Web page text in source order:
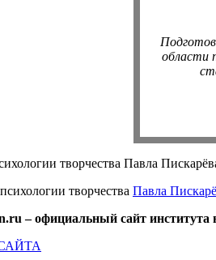
области
творчества Павла
– официальный сайт института